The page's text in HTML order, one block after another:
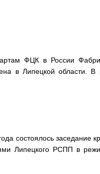
ФЦК в России
в Липецкой области. В
состоялось заседание
Липецкого РСПП в